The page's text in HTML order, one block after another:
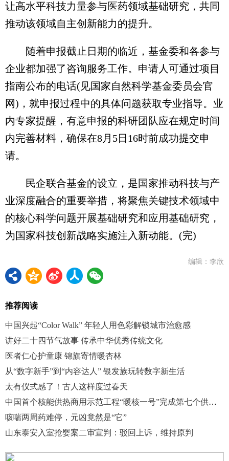
让高水平科技力量参与医药领域基础研究，共同
推动该领域自主创新能力的提升。
随着申报截止日期的临近，基金委和各参与
企业都加强了咨询服务工作。申请人可通过项目
指南公布的电话(见国家自然科学基金委员会官
网)，就申报过程中的具体问题获取专业指导。业
内专家提醒，有意申报的科研团队应在规定时间
内完善材料，确保在8月5日16时前成功提交申
请。
民企联合基金的设立，是国家推动科技与产
业深度融合的重要举措，将聚焦关键技术领域中
的核心科学问题开展基础研究和应用基础研究，
为国家科技创新战略实施注入新动能。(完)
编辑：李欣
推荐阅读
中国兴起“Color Walk” 年轻人用色彩解锁城市治愈感
讲好二十四节气故事 传承中华优秀传统文化
医者仁心护童康 锦旗寄情暖杏林
从“数字新手”到“内容达人” 银发族玩转数字新生活
太有仪式感了！古人这样度过春天
中国首个核能供热商用示范工程“暖核一号”完成第七个供暖季
咳喘两周药难停，元凶竟然是“它”
山东泰安入室抢婴案二审宣判：驳回上诉，维持原判